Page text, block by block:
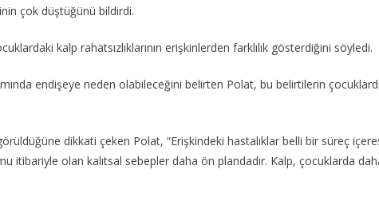
çok düştüğünü bildirdi.
kalp rahatsızlıklarının erişkinlerden farklılık gösterdiğini söyledi.
endişeye neden olabileceğini belirten Polat, bu belirtilerin
dikkati çeken Polat, “Erişkindeki hastalıklar belli bir süreç
itibariyle olan kalıtsal sebepler daha ön plandadır. Kalp, çocuklarda